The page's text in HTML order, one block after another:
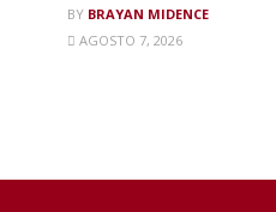
BY BRAYAN MIDENCE
AGOSTO 7, 2026